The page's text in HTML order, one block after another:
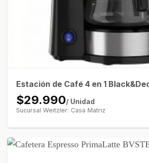
Estación de Café 4 en 1
$29.990/ Unidad
Sucursal Weitzler: Casa Matriz